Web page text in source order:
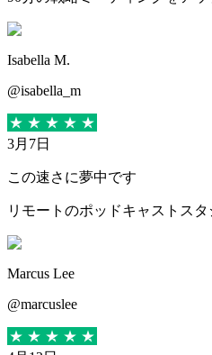
Isabella M.
@isabella_m
3月7日
この速さに夢中です
リモートのポッドキャストス
Marcus Lee
@marcuslee